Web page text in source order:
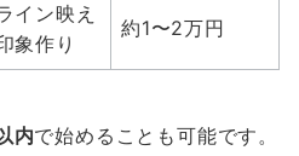
イン映え
象作り
約1〜2万円
内で始めることも可能です。